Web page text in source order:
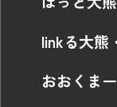
linkる大熊
おおくま